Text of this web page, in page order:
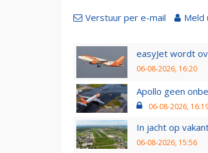
Verstuur per e-mail Meld
easyJet wordt
06-08-2026, 16:20
Apollo geen
06-08-2026,
In jacht op
06-08-2026, 15:56